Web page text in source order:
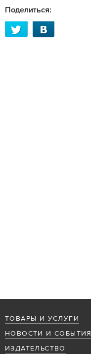
Поделиться:
ТОВАРЫ И УСЛУГИ
НОВОСТИ И СОБЫТИЯ
ИЗДАТЕЛЬСТВО